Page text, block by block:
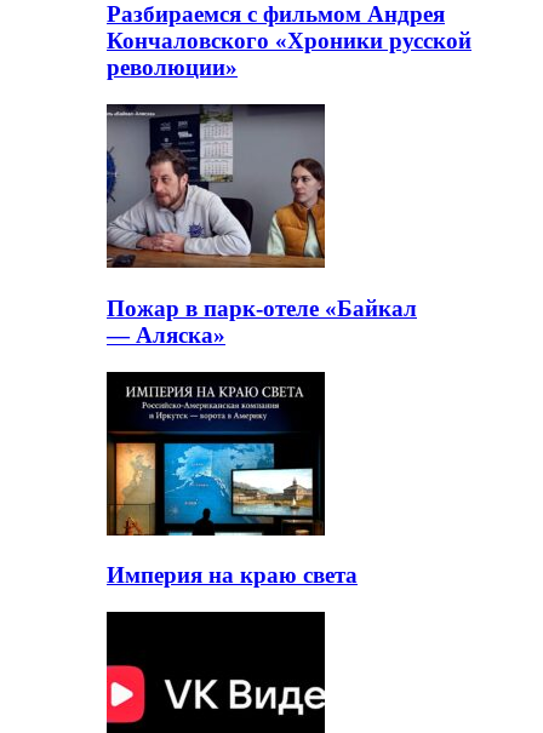
Разбираемся с фильмом Андрея
Кончаловского «Хроники русской
революции»
Пожар в парк-отеле «Байкал
— Аляска»
Империя на краю света